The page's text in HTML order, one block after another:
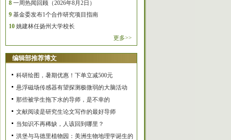
8 一周热闻回顾（2026年8月2日）
9 基金委发布1个合作研究项目指南
10 姚建林任扬州大学校长
更多>>
编辑部推荐博文
科研绘图，暑期优惠！下单立减500元
悬浮磁场传感器有望探测极微弱的大脑活动
那些被学生拖下水的导师，是不幸的
文献阅读是研究生论文写作的最好导师
当知识不再稀缺，人该回到哪里？
洪堡与马德里植物园：美洲生物地理学诞生的